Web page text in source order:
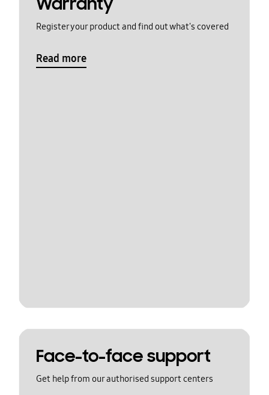
Register your product and find out what's covered
Read more
Face-to-face support
Get help from our authorised support centers